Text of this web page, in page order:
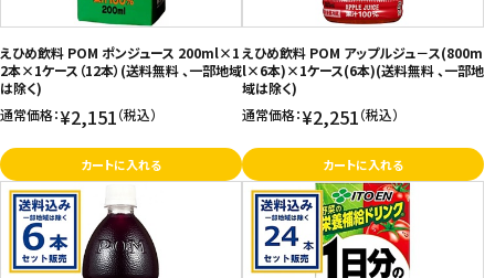
日用品
セール
フードロス
ペット用品
えひめ飲料 POM ポンジュース 200ml×1
2本×1ケース（12本）(送料無料 、一部地域
は除く)
通常価格：¥2,151（税込）
カートに入れる
えひめ飲料 POM アップルジュ－ス(800m
l×6本)×1ケース(6本)(送料無料 、一部地
域は除く)
通常価格：¥2,251（税込）
カートに入れる